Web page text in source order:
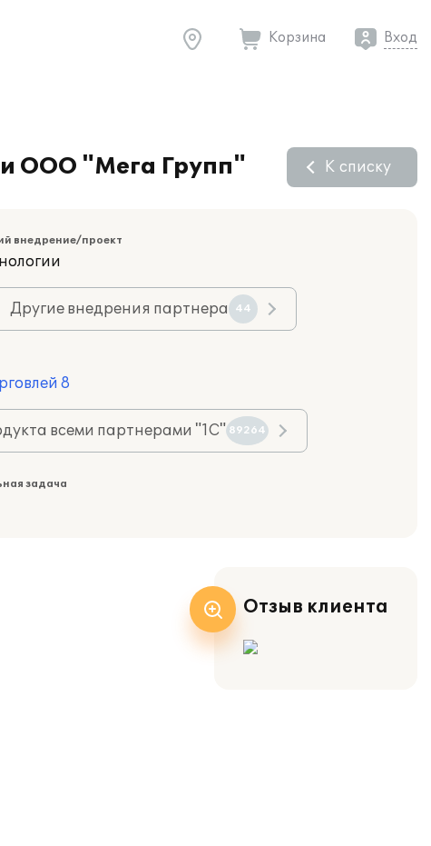
Корзина Вход
ООО "Мега Групп" К списку
внедрение/проект
Другие внедрения партнера 44
8
всеми партнерами "1С" 89264
задача
Отзыв клиента